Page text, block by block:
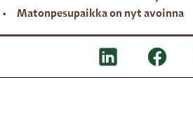
Matonpesupaikka on nyt avoinna